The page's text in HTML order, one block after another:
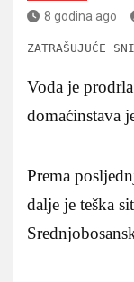
8 godina ago
ZATRAŠUJUĆE
Voda je
domaćinstava
Prema
dalje je teška